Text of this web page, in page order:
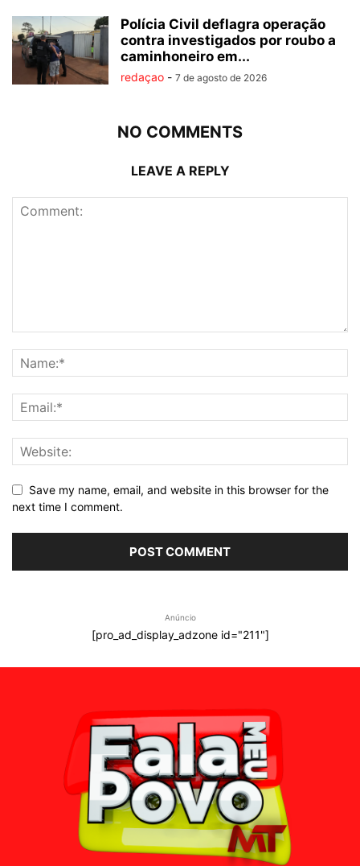
Polícia Civil deflagra operação
contra investigados por roubo a
caminhoneiro em...
redaçao - 7 de agosto de 2026
NO COMMENTS
LEAVE A REPLY
Save my name, email, and website in this browser for the
next time I comment.
Anúncio
[pro_ad_display_adzone id="211"]